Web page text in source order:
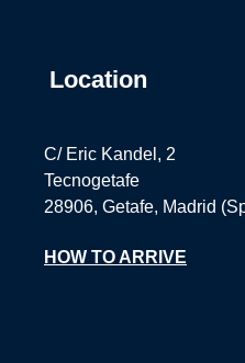
Location
C/ Eric Kandel, 2
Tecnogetafe
28906, Getafe, Madrid
HOW TO ARRIVE